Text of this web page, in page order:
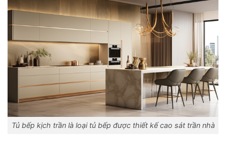
Tủ bếp kịch trần là loại tủ bếp được thiết kế cao sát trần nhà